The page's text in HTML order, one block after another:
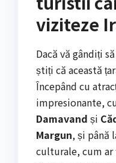
viziteze
Dacă vă gândiți
știți că această
Începând cu
impresionante,
Damavand și
Margun, și până
culturale, cum ar